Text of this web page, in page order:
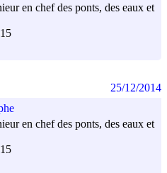
en chef des ponts, des eaux et
en chef des ponts, des eaux et
25/12/2014